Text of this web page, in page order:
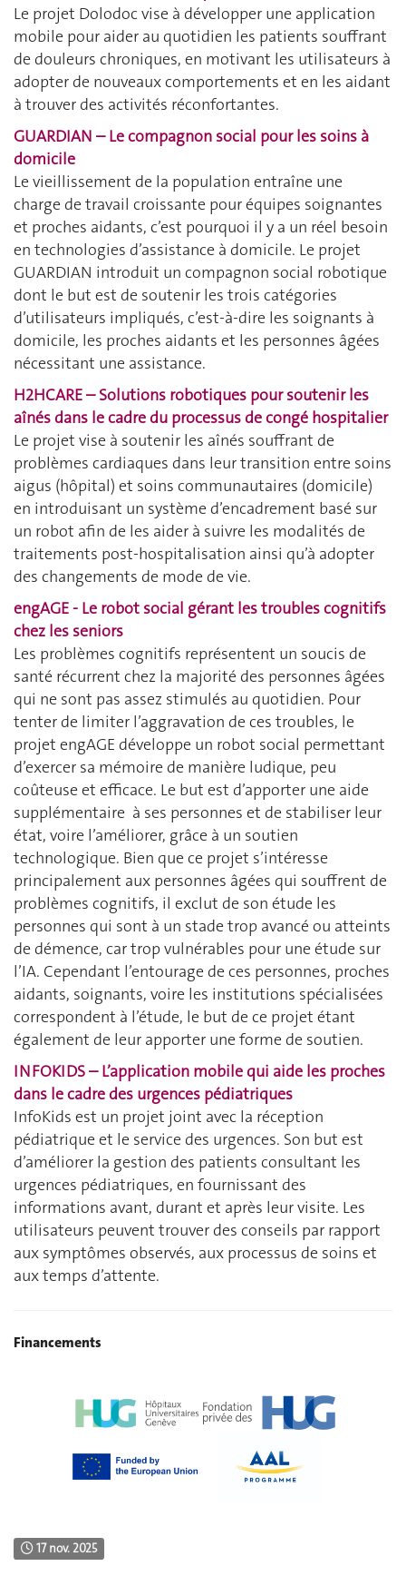
Le projet Dolodoc vise à développer une application
mobile pour aider au quotidien les patients souffrant
de douleurs chroniques, en motivant les utilisateurs à
adopter de nouveaux comportements et en les aidant
à trouver des activités réconfortantes.
GUARDIAN – Le compagnon social pour les soins à
domicile
Le vieillissement de la population entraîne une
charge de travail croissante pour équipes soignantes
et proches aidants, c’est pourquoi il y a un réel besoin
en technologies d’assistance à domicile. Le projet
GUARDIAN introduit un compagnon social robotique
dont le but est de soutenir les trois catégories
d’utilisateurs impliqués, c’est-à-dire les soignants à
domicile, les proches aidants et les personnes âgées
nécessitant une assistance.
H2HCARE – Solutions robotiques pour soutenir les
aînés dans le cadre du processus de congé hospitalier
Le projet vise à soutenir les aînés souffrant de
problèmes cardiaques dans leur transition entre soins
aigus (hôpital) et soins communautaires (domicile)
en introduisant un système d’encadrement basé sur
un robot afin de les aider à suivre les modalités de
traitements post-hospitalisation ainsi qu’à adopter
des changements de mode de vie.
engAGE - Le robot social gérant les troubles cognitifs
chez les seniors
Les problèmes cognitifs représentent un soucis de
santé récurrent chez la majorité des personnes âgées
qui ne sont pas assez stimulés au quotidien. Pour
tenter de limiter l’aggravation de ces troubles, le
projet engAGE développe un robot social permettant
d’exercer sa mémoire de manière ludique, peu
coûteuse et efficace. Le but est d’apporter une aide
supplémentaire à ses personnes et de stabiliser leur
état, voire l’améliorer, grâce à un soutien
technologique. Bien que ce projet s’intéresse
principalement aux personnes âgées qui souffrent de
problèmes cognitifs, il exclut de son étude les
personnes qui sont à un stade trop avancé ou atteints
de démence, car trop vulnérables pour une étude sur
l’IA. Cependant l’entourage de ces personnes, proches
aidants, soignants, voire les institutions spécialisées
correspondent à l’étude, le but de ce projet étant
également de leur apporter une forme de soutien.
INFOKIDS – L’application mobile qui aide les proches
dans le cadre des urgences pédiatriques
InfoKids est un projet joint avec la réception
pédiatrique et le service des urgences. Son but est
d’améliorer la gestion des patients consultant les
urgences pédiatriques, en fournissant des
informations avant, durant et après leur visite. Les
utilisateurs peuvent trouver des conseils par rapport
aux symptômes observés, aux processus de soins et
aux temps d’attente.
Financements
17 nov. 2025